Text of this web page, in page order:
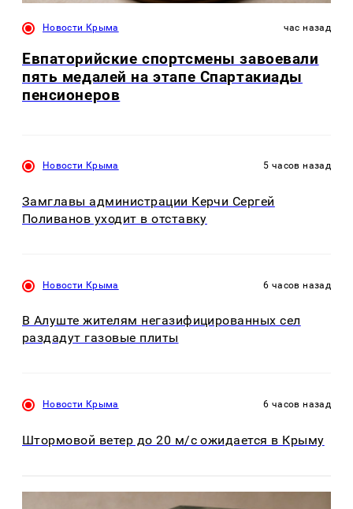
Новости Крыма час назад
Евпаторийские спортсмены завоевали
пять медалей на этапе Спартакиады
пенсионеров
Новости Крыма 5 часов назад
Замглавы администрации Керчи Сергей
Поливанов уходит в отставку
Новости Крыма 6 часов назад
В Алуште жителям негазифицированных сел
раздадут газовые плиты
Новости Крыма 6 часов назад
Штормовой ветер до 20 м/с ожидается в Крыму